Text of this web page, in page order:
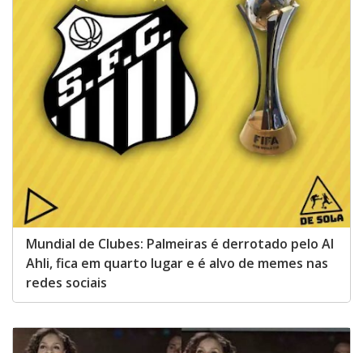
Mundial de Clubes: Palmeiras é derrotado pelo Al
Ahli, fica em quarto lugar e é alvo de memes nas
redes sociais